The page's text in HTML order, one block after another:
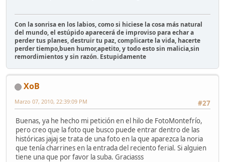
Con la sonrisa en los labios, como si hiciese la cosa más natural
del mundo, el estúpido aparecerá de improviso para echar a
perder tus planes, destruir tu paz, complicarte la vida, hacerte
perder tiempo,buen humor,apetito, y todo esto sin malicia,sin
remordimientos y sin razón. Estupidamente
XoB
#27
Marzo 07, 2010, 22:39:09 PM
Buenas, ya he hecho mi petición en el hilo de FotoMontefrío,
pero creo que la foto que busco puede entrar dentro de las
históricas jajaj se trata de una foto en la que aparezca la noria
que tenía charrines en la entrada del reciento ferial. Si alguien
tiene una que por favor la suba. Graciasss